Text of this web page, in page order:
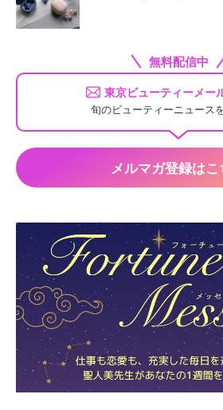
無料配信中
東京ビューティーメー
旬のビューティーニュース
メルマガ登録はこ